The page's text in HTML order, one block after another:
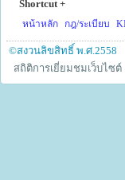
Shortcut +
หน้าหลัก กฎ/ระเบียบ
©สงวนลิขสิทธิ์ พ.ศ.2558
สถิติการเยี่ยมชมเว็บไซต์